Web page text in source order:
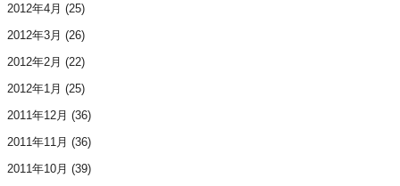
2012年4月 (25)
2012年3月 (26)
2012年2月 (22)
2012年1月 (25)
2011年12月 (36)
2011年11月 (36)
2011年10月 (39)